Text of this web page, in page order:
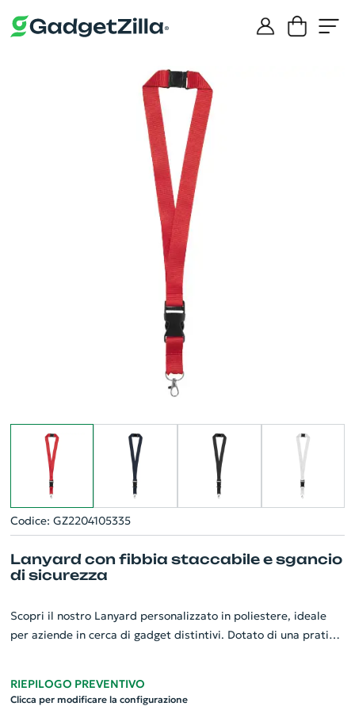
Codice: GZ2204105335
Lanyard con fibbia staccabile e sgancio
di sicurezza
Scopri il nostro Lanyard personalizzato in poliestere, ideale
per aziende in cerca di gadget distintivi. Dotato di una pratica
strappo assicura protezione, sganciandosi quando viene
RIEPILOGO PREVENTIVO
Clicca per modificare la configurazione